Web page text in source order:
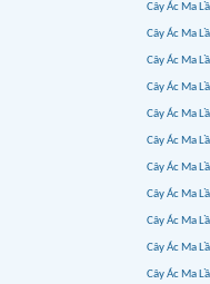
Cây Ác Ma
Cây Ác Ma
Cây Ác Ma
Cây Ác Ma
Cây Ác Ma
Cây Ác Ma
Cây Ác Ma
Cây Ác Ma
Cây Ác Ma
Cây Ác Ma
Cây Ác Ma